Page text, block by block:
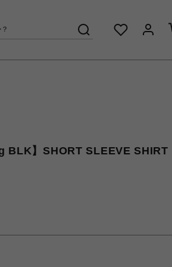
BLK】SHORT SLEEVE SHIRT